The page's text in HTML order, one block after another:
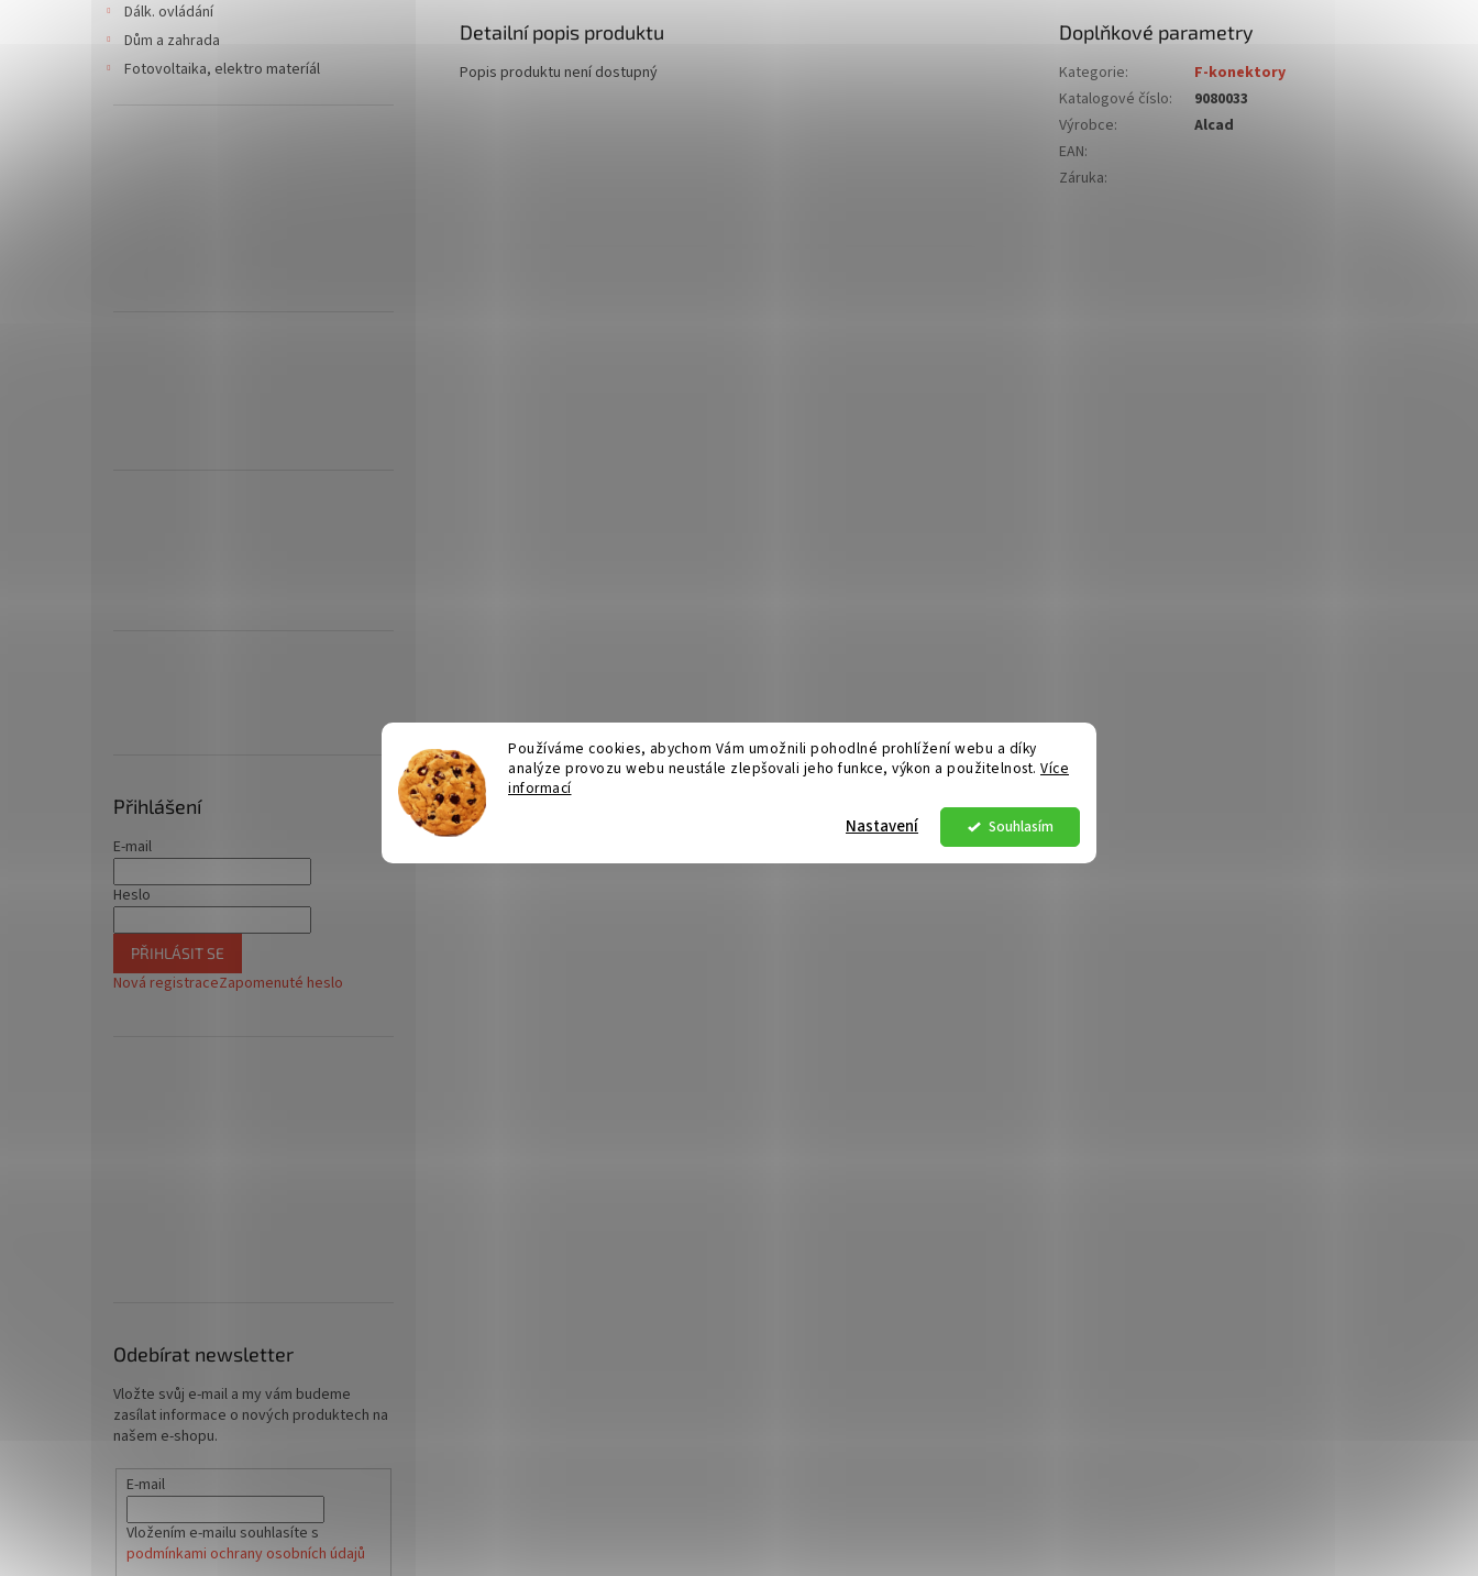
Používáme cookies, abychom Vám umožnili pohodlné prohlížení webu a díky
analýze provozu webu neustále zlepšovali jeho funkce, výkon a použitelnost. Více
informací
Souhlasím
Nastavení
Dálk. ovládání
Dům a zahrada
Fotovoltaika, elektro materíál
Přihlášení
E-mail
Heslo
PŘIHLÁSIT SE
Nová registraceZapomenuté heslo
Odebírat newsletter
Vložte svůj e-mail a my vám budeme
zasílat informace o nových produktech na
našem e-shopu.
E-mail
Vložením e-mailu souhlasíte s
podmínkami ochrany osobních údajů
Detailní popis produktu
Popis produktu není dostupný
Doplňkové parametry
Kategorie:
F-konektory
Katalogové číslo:
9080033
Výrobce:
Alcad
EAN:
Záruka: